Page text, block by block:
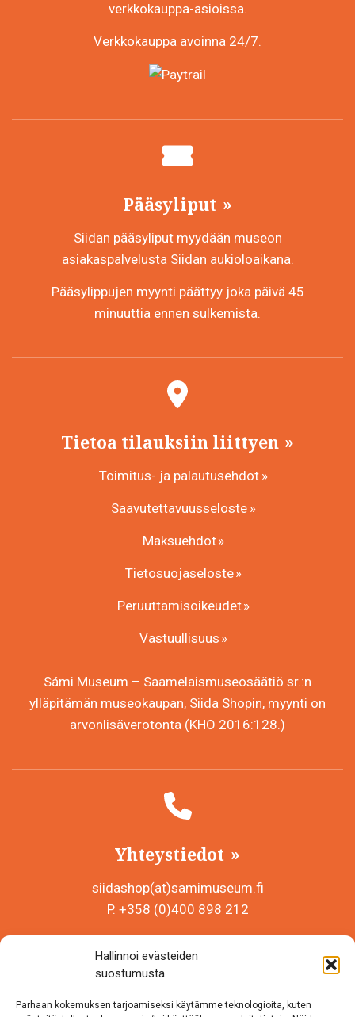
Hallinnoi evästeiden
suostumusta
Parhaan kokemuksen tarjoamiseksi käytämme teknologioita, kuten
verkkokauppa-asioissa.
Verkkokauppa avoinna 24/7.
Pääsyliput
Siidan pääsyliput myydään museon
asiakaspalvelusta Siidan aukioloaikana.
Pääsylippujen myynti päättyy joka päivä 45
minuuttia ennen sulkemista.
Tietoa tilauksiin liittyen
Toimitus- ja palautusehdot
Saavutettavuusseloste
Maksuehdot
Tietosuojaseloste
Peruuttamisoikeudet
Vastuullisuus
Sámi Museum – Saamelaismuseosäätiö sr.:n
ylläpitämän museokaupan, Siida Shopin, myynti on
arvonlisäverotonta (KHO 2016:128.)
Yhteystiedot
siidashop(at)samimuseum.fi
P. +358 (0)400 898 212
Y-tunnus 0625907-2